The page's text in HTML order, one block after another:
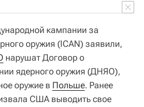
кампании за
оружия (ICAN) заявили,
нарушат Договор о
ядерного оружия (ДНЯО),
оружие в Польше. Ранее
США выводить свое